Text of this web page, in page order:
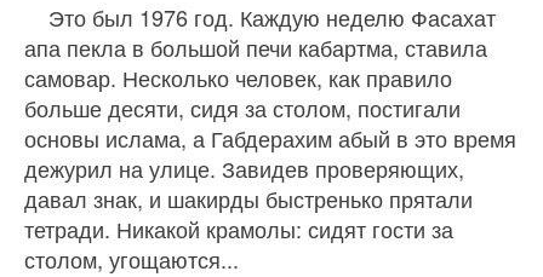
Это был 1976 год. Каждую неделю Фасахат
апа пекла в большой печи кабартма, ставила
самовар. Несколько человек, как правило
больше десяти, сидя за столом, постигали
основы ислама, а Габдерахим абый в это время
дежурил на улице. Завидев проверяющих,
давал знак, и шакирды быстренько прятали
тетради. Никакой крамолы: сидят гости за
столом, угощаются...